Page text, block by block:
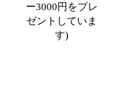
ー3000円をプレ
ゼントしていま
す)